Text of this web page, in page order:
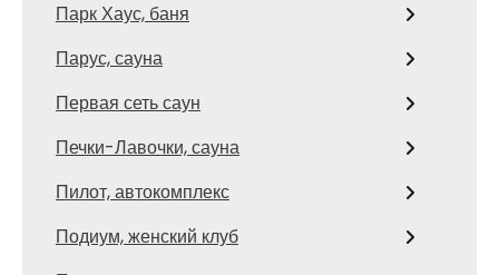
Парк Хаус, баня
Парус, сауна
Первая сеть саун
Печки-Лавочки, сауна
Пилот, автокомплекс
Подиум, женский клуб